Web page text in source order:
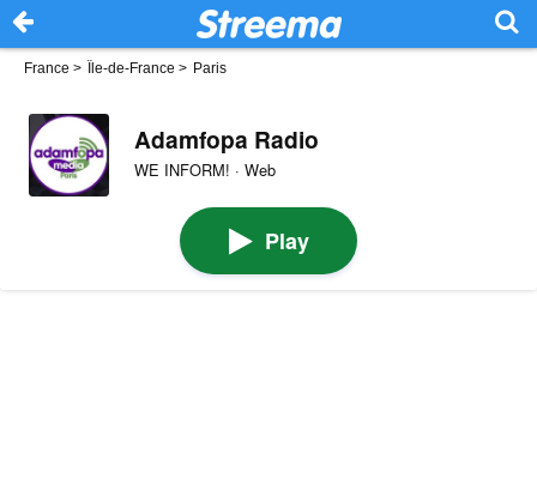
France > Île-de-France > Paris
Adamfopa Radio
WE INFORM! · Web
Play